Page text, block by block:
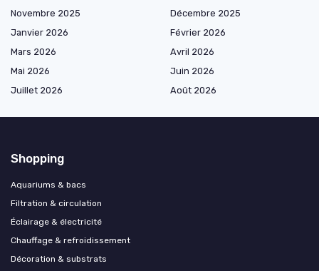
Novembre 2025
Décembre 2025
Janvier 2026
Février 2026
Mars 2026
Avril 2026
Mai 2026
Juin 2026
Juillet 2026
Août 2026
Shopping
Aquariums & bacs
Filtration & circulation
Éclairage & électricité
Chauffage & refroidissement
Décoration & substrats